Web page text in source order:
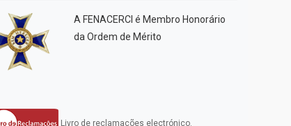
A FENACERCI é Membro Honorário
da Ordem de Mérito
Livro de reclamações electrónico.